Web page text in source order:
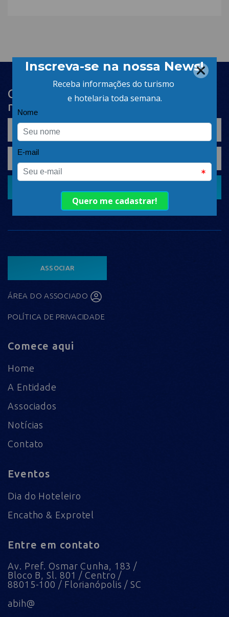
Cadastre-se na newsletter e receba
nosso conteúdo em seu e-mail
ASSOCIAR
ÁREA DO ASSOCIADO
POLÍTICA DE PRIVACIDADE
Comece aqui
Home
A Entidade
Associados
Notícias
Contato
Eventos
Dia do Hoteleiro
Encatho & Exprotel
Entre em contato
Av. Pref. Osmar Cunha, 183 /
Bloco B, Sl. 801 / Centro /
88015-100 / Florianópolis / SC
abih@